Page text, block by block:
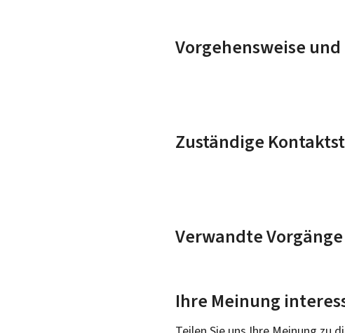
Vorgehensweise
Zuständige
Verwandte
Ihre Meinung